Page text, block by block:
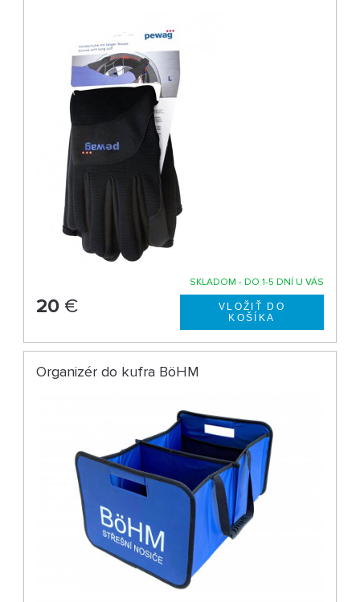
SKLADOM - DO 1-5 DNÍ U VÁS
20 €
Organizér do kufra BöHM